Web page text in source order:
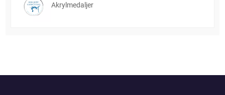
Akrylmedaljer